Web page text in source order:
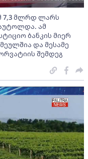
7,3 მლრდ ლარს
ამ
ბანკის მიერ
და მესამე
შემდეგ